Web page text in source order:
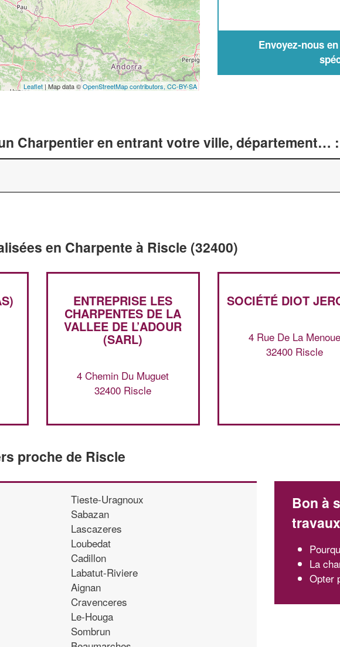
Leaflet | Map data ©OpenStreetMap contributors, CC-BY-SA
Envoyez-nous
Charpentier en entrant votre ville, département… :
en Charpente à Riscle (32400)
ENTREPRISE LES
CHARPENTES DE LA
VALLEE DE L’ADOUR
(SARL)
4 Chemin Du Muguet
32400 Riscle
SOCIÉTÉ DIOT
4 Rue De La Menoue
32400 Riscle
proche de Riscle
Tieste-Uragnoux
Sabazan
Lascazeres
Loubedat
Cadillon
Labatut-Riviere
Aignan
Cravenceres
Le-Houga
Sombrun
Bon à
travaux
La
Opter